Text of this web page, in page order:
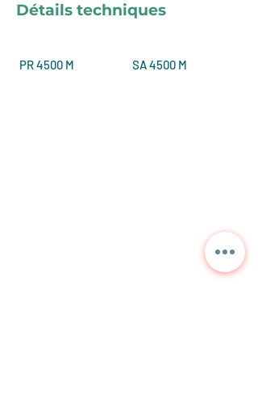
Détails techniques
PR 4500 M SA 4500 M